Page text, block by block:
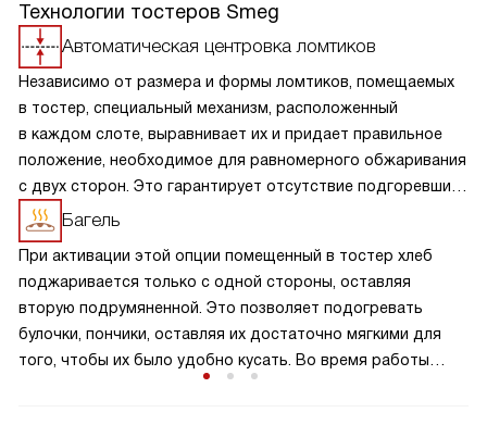
Технологии тостеров Smeg
Автоматическая центровка ломтиков
Независимо от размера и формы ломтиков, помещаемых
в тостер, специальный механизм, расположенный
в каждом слоте, выравнивает их и придает правильное
положение, необходимое для равномерного обжаривания
с двух сторон. Это гарантирует отсутствие подгоревших
или слабопрожаренных участков.
Багель
При активации этой опции помещенный в тостер хлеб
поджаривается только с одной стороны, оставляя
вторую подрумяненной. Это позволяет подогревать
булочки, пончики, оставляя их достаточно мягкими для
того, чтобы их было удобно кусать. Во время работы